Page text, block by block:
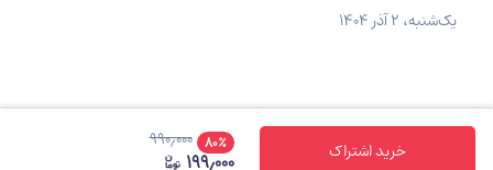
خرید اشتراک ۸۰٪ ۹۹۰٫۰۰۰
۱۹۹٫۰۰۰
یک‌شنبه، ۲ آذر ۱۴۰۴